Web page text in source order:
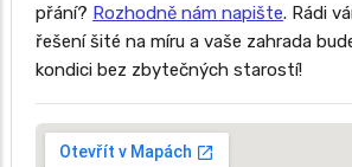
přání? Rozhodně nám napište. Rádi
řešení šité na míru a vaše zahrada
kondici bez zbytečných starostí!